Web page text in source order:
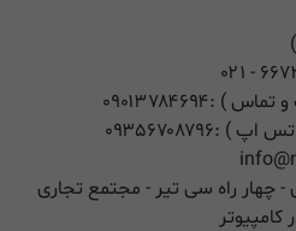
- ۰۲۱
و تماس ) :۰۹۰۱۳۷۸۴۶۹۴
اپ ) :۰۹۳۵۶۷۰۸۷۹۶
چهار راه سی تیر - مجتمع تجاری